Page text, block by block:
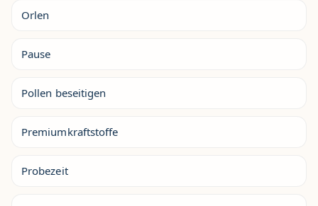
Orlen
Pause
Pollen beseitigen
Premiumkraftstoffe
Probezeit